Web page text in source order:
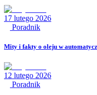
17 lutego 2026
Poradnik
Mity i fakty o oleju w
12 lutego 2026
Poradnik